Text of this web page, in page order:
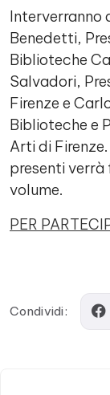
Interverranno
Benedetti,
Biblioteche
Salvadori,
Firenze e
Biblioteche e
Arti di
presenti
volume.
PER
Comments
Condividi: